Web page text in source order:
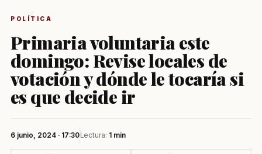
POLÍTICA
Primaria voluntaria este
domingo: Revise locales de
votación y dónde le tocaría si
es que decide ir
6 junio, 2024 · 17:30Lectura: 1 min